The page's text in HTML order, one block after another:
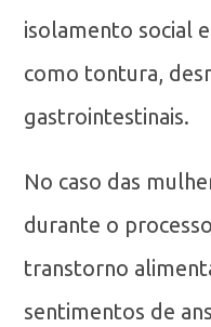
isolamento social
como tontura,
gastrointestinais.
No caso das
durante o
transtorno
sentimentos de